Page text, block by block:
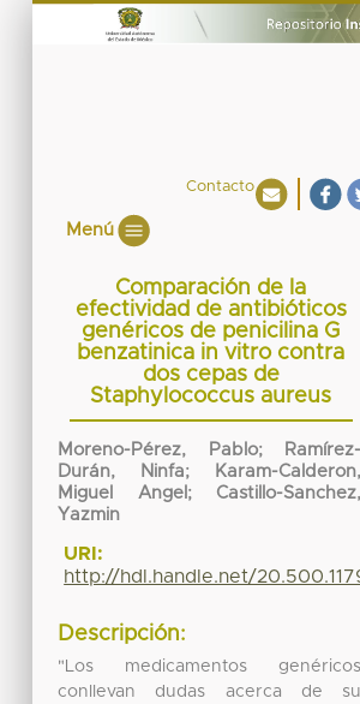
Contacto
Menú
Comparación de la
efectividad de antibióticos
genéricos de penicilina G
benzatinica in vitro contra
dos cepas de
Staphylococcus aureus
Moreno-Pérez, Pablo; Ramírez-
Durán, Ninfa; Karam-Calderon,
Miguel Angel; Castillo-Sanchez,
Yazmin
URI:
http://hdl.handle.net/
Descripción:
"Los medicamentos genéricos
conllevan dudas acerca de su